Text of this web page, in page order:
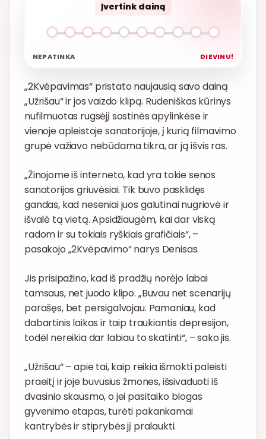
Įvertink dainą
NEPATINKA DIEVINU!
„2Kvėpavimas“ pristato naujausią savo dainą
„Užrišau“ ir jos vaizdo klipą. Rudeniškas kūrinys
nufilmuotas rugsėjį sostinės apylinkėse ir
vienoje apleistoje sanatorijoje, į kurią filmavimo
grupė važiavo nebūdama tikra, ar ją išvis ras.
„Žinojome iš interneto, kad yra tokie senos
sanatorijos griuvėsiai. Tik buvo pasklidęs
gandas, kad neseniai juos galutinai nugriovė ir
išvalė tą vietą. Apsidžiaugėm, kai dar viską
radom ir su tokiais ryškiais grafičiais“, –
pasakojo „2Kvėpavimo“ narys Denisas.
Jis prisipažino, kad iš pradžių norėjo labai
tamsaus, net juodo klipo. „Buvau net scenarijų
parašęs, bet persigalvojau. Pamaniau, kad
dabartinis laikas ir taip traukiantis depresijon,
todėl nereikia dar labiau to skatinti“, – sako jis.
„Užrišau“ – apie tai, kaip reikia išmokti paleisti
praeitį ir joje buvusius žmones, išsivaduoti iš
dvasinio skausmo, o jei pasitaiko blogas
gyvenimo etapas, turėti pakankamai
kantrybės ir stiprybės jį pralaukti.